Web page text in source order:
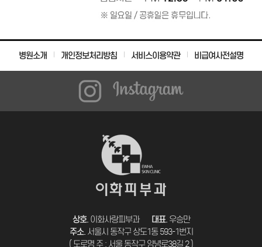
병원소개 개인정보처리방침 서비스이용약관 비급여사전설명
상호.이화사랑피부과 대표.우승만
주소.서울시 동작구 상도1동 593-1번지
( 도로명 주 : 서울 동작구 양녕로38길 2 )